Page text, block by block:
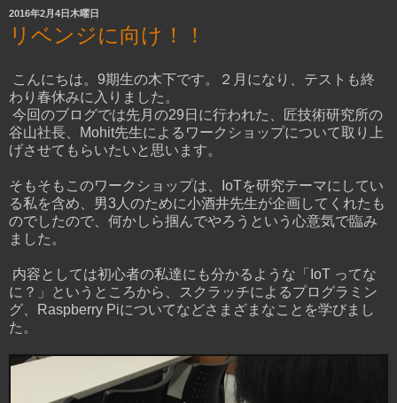
2016年2月4日木曜日
リベンジに向け！！
こんにちは。9期生の木下です。
２月になり、テストも終
わり春休みに入りました。
今回のブログでは先月の29日に行われた、匠技術研究所の
谷山社長、Mohit先生によるワークショップについて取り上
げさせてもらいたいと思います。
そもそもこのワークショップは、IoTを研究テーマにしてい
る私を含め、男3人のために小酒井先生が企画してくれたも
のでしたので、何かしら掴んでやろうという心意気で臨み
ました。
内容としては初心者の私達にも分かるような「IoT ってな
に？」というところから、スクラッチによるプログラミン
グ、Raspberry Piについてなどさまざまなことを学びまし
た。